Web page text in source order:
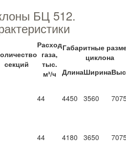
БЦ 512.
секций
Расход
газа,
тыс.
м³/ч
Габаритные
циклона
ДлинаШирина
44 4450 3560
44 4180 3650